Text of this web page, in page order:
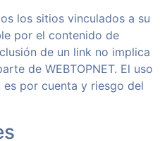
los sitios vinculados a su
por el contenido de
de un link no implica
de WEBTOPNET. El uso
por cuenta y riesgo del